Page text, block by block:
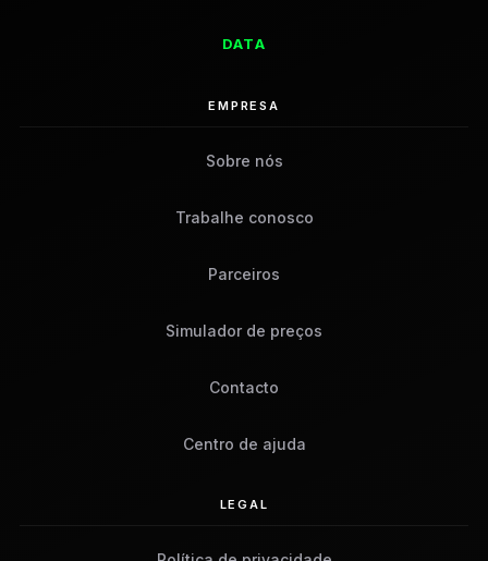
DATA
EMPRESA
Sobre nós
Trabalhe conosco
Parceiros
Simulador de preços
Contacto
Centro de ajuda
LEGAL